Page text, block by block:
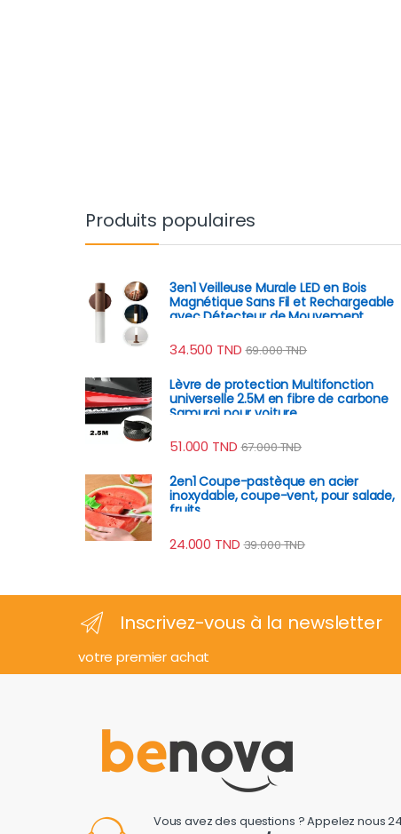
Produits populaires
3en1 Veilleuse Murale LED en Bois
Magnétique Sans Fil et Rechargeable
avec Détecteur de Mouvement
34.500 TND 69.000TND
Lèvre de protection Multifonction
universelle 2.5M en fibre de carbone
Samurai pour voiture
51.000 TND 67.000TND
2en1 Coupe-pastèque en acier
inoxydable, coupe-vent, pour salade,
fruits
24.000 TND 39.000TND
Inscrivez-vous à la newsletter
votre premier achat
Vous avez des questions ? Appelez nous